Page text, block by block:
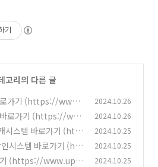
기
고리의 다른 글
로가기 (https://www.
2024.10.26
바로가기 (https://ww
2024.10.26
시스템 바로가기 (http
2024.10.25
시스템 바로가기 (htt
(1)
2024.10.25
기 (https://www.upbi
2024.10.25